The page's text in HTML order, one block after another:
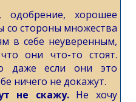
хорошее
со стороны множества
в себе неуверенным,
они что-то стоят.
даже если они это
ничего не докажут.
не скажу. Не хочу